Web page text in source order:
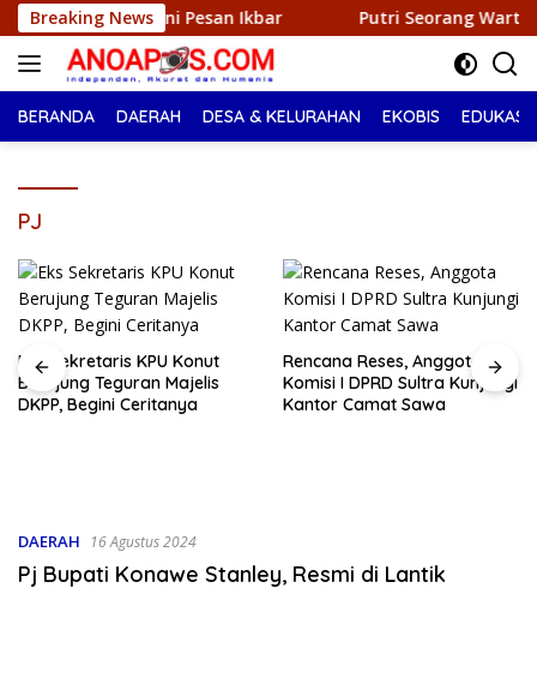
Langsung
ke
konten
Breaking News
Pesan Ikbar Putri Seorang Wartawan ‎Raih
BERANDA DAERAH DESA & KELURAHAN EKOBIS EDUKASI
PJ
Eks Sekretaris KPU Konut
Berujung Teguran Majelis
DKPP, Begini Ceritanya
Rencana Reses, Anggota
Komisi I DPRD Sultra Kunjungi
Kantor Camat Sawa
DAERAH 16 Agustus 2024
Pj Bupati Konawe Stanley, Resmi di Lantik